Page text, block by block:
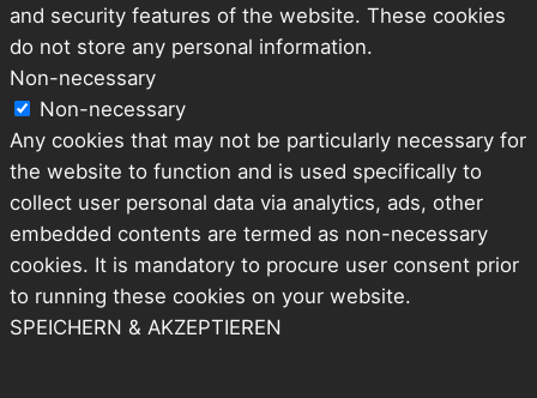
and security features of the website. These cookies
do not store any personal information.
Non-necessary
Non-necessary
Any cookies that may not be particularly necessary for
the website to function and is used specifically to
collect user personal data via analytics, ads, other
embedded contents are termed as non-necessary
cookies. It is mandatory to procure user consent prior
to running these cookies on your website.
SPEICHERN & AKZEPTIEREN